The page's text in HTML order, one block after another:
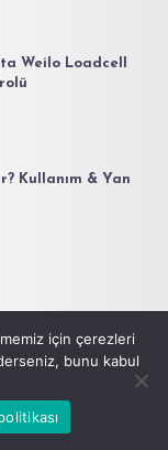
Weilo Loadcell
Kullanım & Yan
için çerezleri
bunu kabul